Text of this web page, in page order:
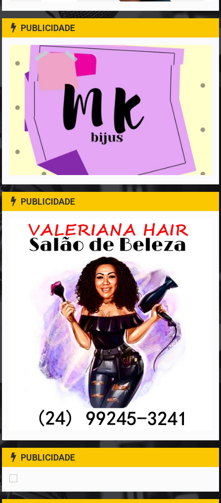
PUBLICIDADE
PUBLICIDADE
PUBLICIDADE